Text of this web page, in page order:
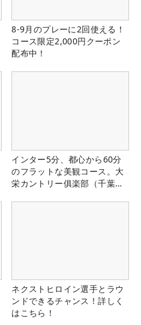
8-9月のプレーに2回使える！
コース限定2,000円クーポン
配布中！
インター5分、都心から60分
のフラットな美観コース。大
栄カントリー俱楽部（千葉
ネクストヒロイン選手とラウ
ンドできるチャンス！詳しく
はこちら！